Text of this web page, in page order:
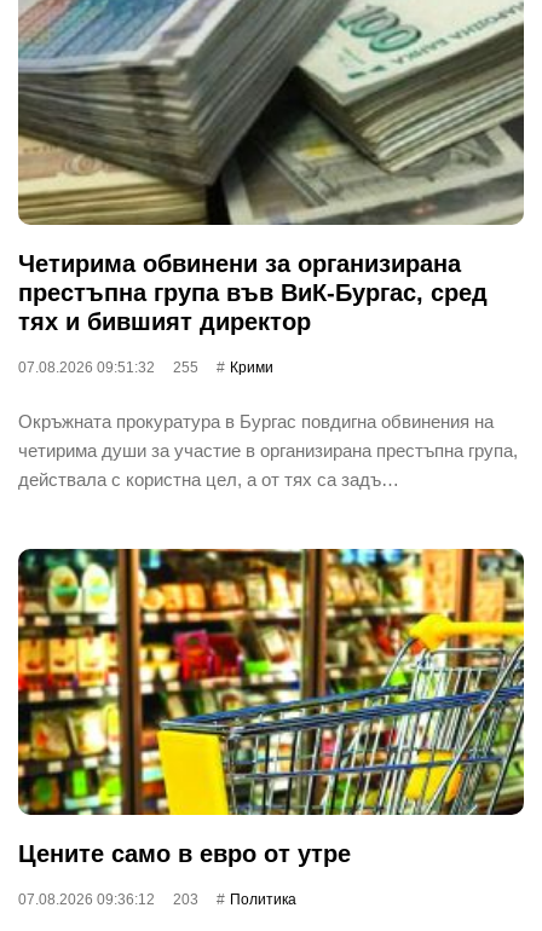
Четирима обвинени за организирана
престъпна група във ВиК-Бургас, сред
тях и бившият директор
07.08.2026 09:51:32 255 Крими
Окръжната прокуратура в Бургас повдигна обвинения на
четирима души за участие в организирана престъпна група,
действала с користна цел, а от тях са задъ…
Цените само в евро от утре
07.08.2026 09:36:12 203 Политика